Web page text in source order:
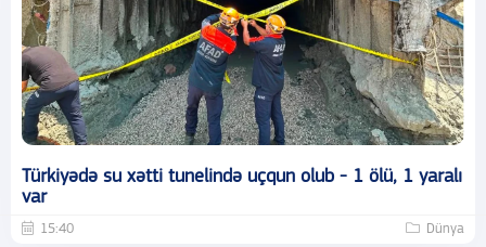
Türkiyədə su xətti tunelində uçqun olub - 1 ölü, 1 yaralı
var
15:40 Dünya